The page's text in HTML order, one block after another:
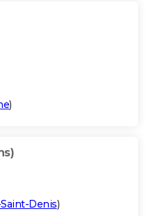
)
Denis)